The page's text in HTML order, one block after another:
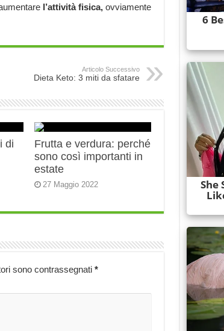
l’attività fisica,ovviamente
Articolo Successivo
Dieta Keto: 3 miti da sfatare
di
Frutta e verdura: perché
sono così importanti in
estate
27 Maggio 2022
sono contrassegnati *